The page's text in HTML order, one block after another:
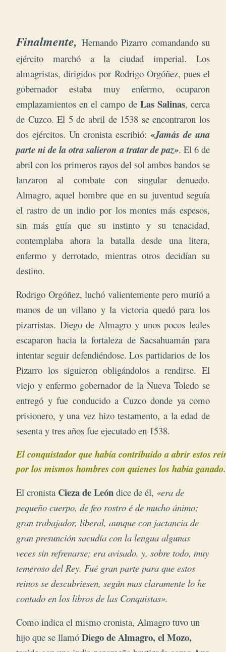
Finalmente, Hernando Pizarro comandando su
ejército marchó a la ciudad imperial. Los
almagristas, dirigidos por Rodrigo Orgóñez, pues el
gobernador estaba muy enfermo, ocuparon
emplazamientos en el campo de Las Salinas, cerca
de Cuzco. El 5 de abril de 1538 se encontraron los
dos ejércitos. Un cronista escribió: «Jamás de una
parte ni de la otra salieron a tratar de paz». El 6 de
abril con los primeros rayos del sol ambos bandos se
lanzaron al combate con singular denuedo.
Almagro, aquel hombre que en su juventud seguía
el rastro de un indio por los montes más espesos,
sin más guía que su instinto y su tenacidad,
contemplaba ahora la batalla desde una litera,
enfermo y derrotado, mientras otros decidían su
destino.
Rodrigo Orgóñez, luchó valientemente pero murió a
manos de un villano y la victoria quedó para los
pizarristas. Diego de Almagro y unos pocos leales
escaparon hacia la fortaleza de Sacsahuamán para
intentar seguir defendiéndose. Los partidarios de los
Pizarro los siguieron obligándolos a rendirse. El
viejo y enfermo gobernador de la Nueva Toledo se
entregó y fue conducido a Cuzco donde ya como
prisionero, y una vez hizo testamento, a la edad de
sesenta y tres años fue ejecutado en 1538.
El conquistador que había contribuido a abrir estos
por los mismos hombres con quienes los había ganado.
El cronista Cieza de León dice de él, «era de
pequeño cuerpo, de feo rostro é de mucho ánimo;
gran trabajador, liberal, aunque con jactancia de
gran presunción sacudía con la lengua algunas
veces sin refrenarse; era avisado, y, sobre todo, muy
temeroso del Rey. Fué gran parte para que estos
reinos se descubriesen, según mas claramente lo he
contado en los libros de las Conquistas».
Como indica el mismo cronista, Almagro tuvo un
hijo que se llamó Diego de Almagro, el Mozo,